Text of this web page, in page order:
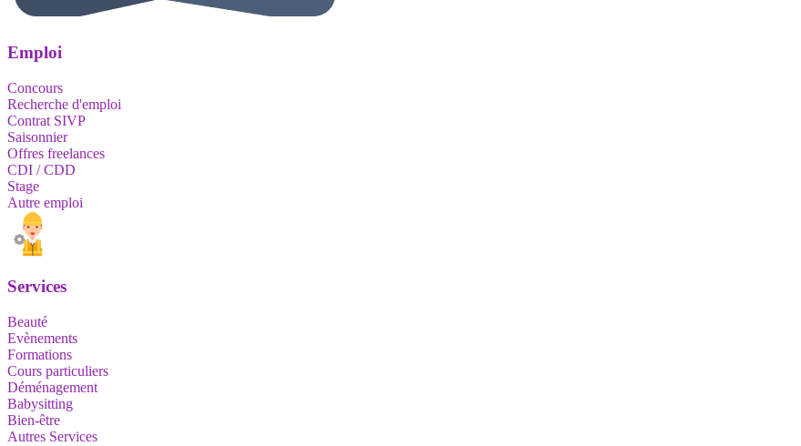
Emploi
Concours
Recherche d'emploi
Contrat SIVP
Saisonnier
Offres freelances
CDI / CDD
Stage
Autre emploi
Services
Beauté
Evènements
Formations
Cours particuliers
Déménagement
Babysitting
Bien-être
Autres Services